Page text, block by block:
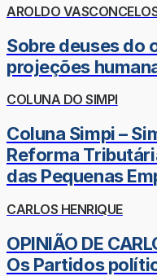
AROLDO
Sobre deuses do
projeções
COLUNA DO SIMPI
Coluna Simpi –
Reforma
das Pequenas
CARLOS HENRIQUE
OPINIÃO DE
Os Partidos